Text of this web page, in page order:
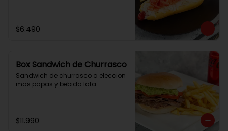
$6.490
Box Sandwich de Churrasco
Sandwich de churrasco a eleccion
mas papas y bebida lata
$11.990